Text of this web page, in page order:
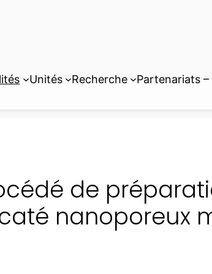
Unités Recherche Partenariats
de
nanoporeux